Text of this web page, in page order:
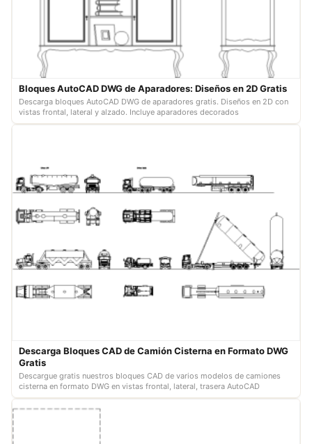
Bloques AutoCAD DWG de Aparadores: Diseños en 2D Gratis
Descarga bloques AutoCAD DWG de aparadores gratis. Diseños en 2D con
vistas frontal, lateral y alzado. Incluye aparadores decorados
Descarga Bloques CAD de Camión Cisterna en Formato DWG
Gratis
Descargue gratis nuestros bloques CAD de varios modelos de camiones
cisterna en formato DWG en vistas frontal, lateral, trasera AutoCAD